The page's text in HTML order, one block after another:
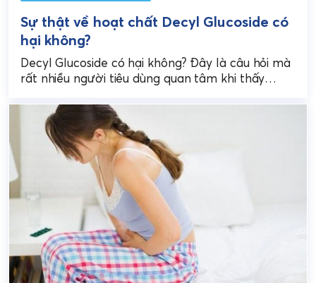
Sự thật về hoạt chất Decyl Glucoside có
hại không?
Decyl Glucoside có hại không? Đây là câu hỏi mà
rất nhiều người tiêu dùng quan tâm khi thấy